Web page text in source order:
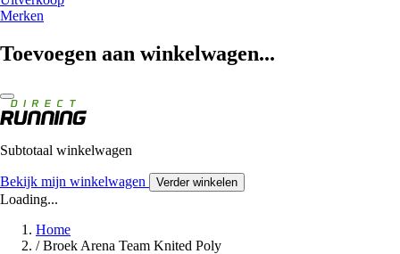
Merken
Toevoegen aan winkelwagen...
Subtotaal winkelwagen
Bekijk mijn winkelwagen Verder winkelen
Loading...
Home
/ Broek Arena Team Knited Poly